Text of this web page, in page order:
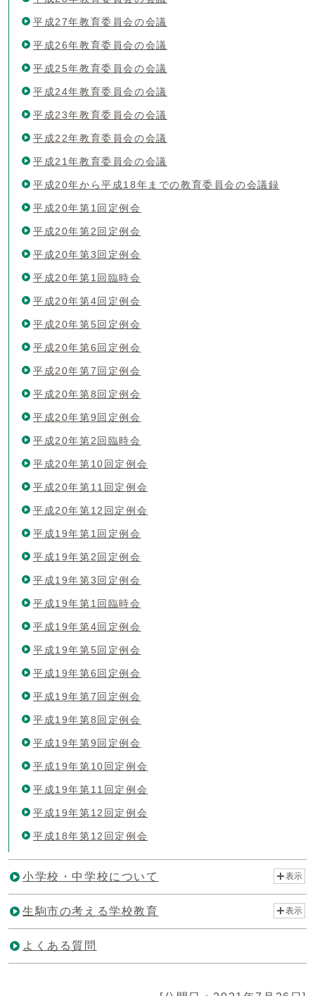
平成27年教育委員会の会議
平成26年教育委員会の会議
平成25年教育委員会の会議
平成24年教育委員会の会議
平成23年教育委員会の会議
平成22年教育委員会の会議
平成21年教育委員会の会議
平成20年から平成18年までの教育委員会の会議録
平成20年第1回定例会
平成20年第2回定例会
平成20年第3回定例会
平成20年第1回臨時会
平成20年第4回定例会
平成20年第5回定例会
平成20年第6回定例会
平成20年第7回定例会
平成20年第8回定例会
平成20年第9回定例会
平成20年第2回臨時会
平成20年第10回定例会
平成20年第11回定例会
平成20年第12回定例会
平成19年第1回定例会
平成19年第2回定例会
平成19年第3回定例会
平成19年第1回臨時会
平成19年第4回定例会
平成19年第5回定例会
平成19年第6回定例会
平成19年第7回定例会
平成19年第8回定例会
平成19年第9回定例会
平成19年第10回定例会
平成19年第11回定例会
平成19年第12回定例会
平成18年第12回定例会
小学校・中学校について 表示
生駒市の考える学校教育 表示
よくある質問